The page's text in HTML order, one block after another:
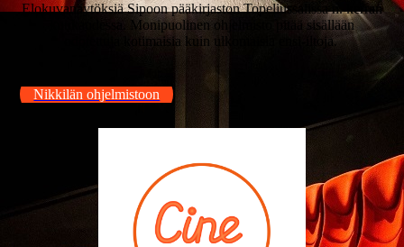
Elokuvanäytöksiä Sipoon pääkirjaston Topeliussalissa n. kerran
kuukaudessa. Monipuolinen ohjelmisto pitää sisällään
odotettuja kotimaisia kuin ulkomaisia ensi-iltoja.
Nikkilän ohjelmistoon